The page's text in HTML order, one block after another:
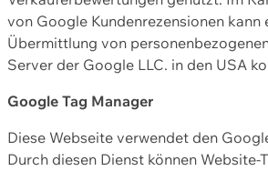
von Google Kundenrezensionen kann
Übermittlung von
Server der Google LLC. in den USA
Google Tag Manager
Diese Webseite verwendet den
Durch diesen Dienst können Website-